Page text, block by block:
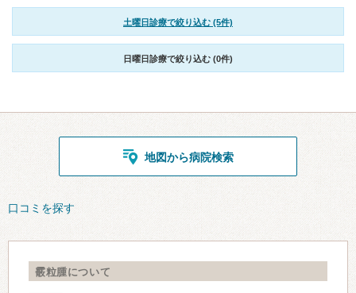
土曜日診療で絞り込む (5件)
日曜日診療で絞り込む (0件)
地図から病院検索
口コミを探す
霰粒腫について